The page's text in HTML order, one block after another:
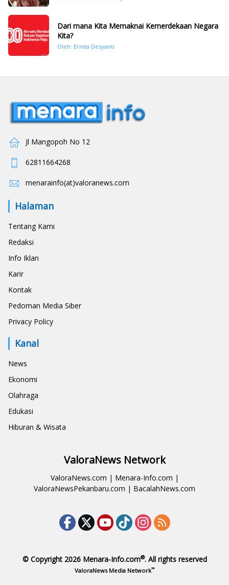
Dari mana Kita Memaknai Kemerdekaan Negara
Kita?
Oleh: Ernita Desyanti
Jl Mangopoh No 12
62811664268
menarainfo(at)valoranews.com
Halaman
Tentang Kami
Redaksi
Info Iklan
Karir
Kontak
Pedoman Media Siber
Privacy Policy
Kanal
News
Ekonomi
Olahraga
Edukasi
Hiburan & Wisata
ValoraNews Network
ValoraNews.com | Menara-Info.com |
ValoraNewsPekanbaru.com | BacalahNews.com
© Copyright 2026 Menara-Info.com®. All rights reserved
ValoraNews Media Network™